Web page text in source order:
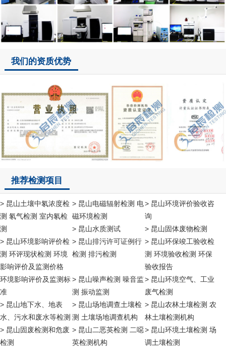
我们的资质优势
推荐检测项目
> 昆山土壤中氡浓度检
测 氡气检测 室内氡检
测
> 昆山电磁辐射检测 电
磁环境检测
> 昆山环境评价验收咨
询
> 昆山水质测试
> 昆山固体废物检测
> 昆山环境影响评价检
测 环评现状检测 环境
影响评价及监测价格
环境影响评价及监测标
准
> 昆山排污许可证例行
检测 排污检测
> 昆山环保竣工验收检
测 环境验收检测 环保
验收报告
> 昆山噪声检测 噪音监
测 振动监测
> 昆山环境空气、工业
废气检测
> 昆山地下水、地表
水、污水和废水等检测
> 昆山场地调查土壤检
测 土壤场地调查机构
> 昆山农林土壤检测 农
林土壤检测机构
> 昆山固废检测和危废
检测
> 昆山二恶英检测 二噁
英检测机构
> 昆山环境土壤检测 场
调土壤检测